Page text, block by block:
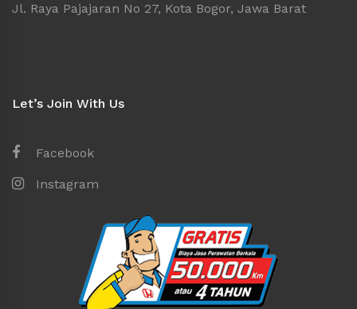
Jl. Raya Pajajaran No 27, Kota Bogor, Jawa Barat
Let’s Join With Us
Facebook
Instagram